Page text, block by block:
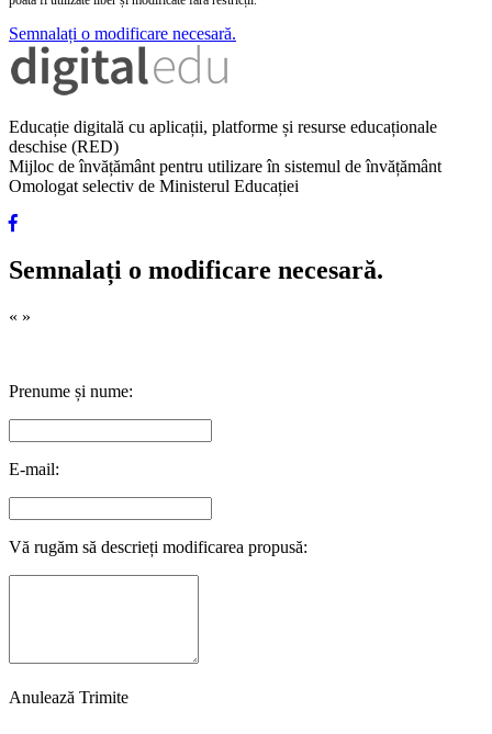
Semnalați o modificare necesară.
Educație digitală cu aplicații, platforme și resurse educaționale
deschise (RED)
Mijloc de învățământ pentru utilizare în sistemul de învățământ
Omologat selectiv de Ministerul Educației
Semnalați o modificare necesară.
« »
Prenume și nume:
E-mail:
Vă rugăm să descrieți modificarea propusă:
Anulează Trimite